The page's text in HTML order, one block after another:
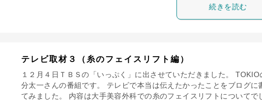
続きを読む
テレビ取材３（糸のフェイスリフト編）
１２月４日ＴＢＳの「いっぷく」に出させていただきました。 TOKIO
分太一さんの番組です。 テレビで本当は伝えたかったことをブログに
てみました。 内容は大手美容外科での糸のフェイスリフトについてで